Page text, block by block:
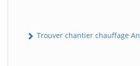
Trouver chantier chauffage